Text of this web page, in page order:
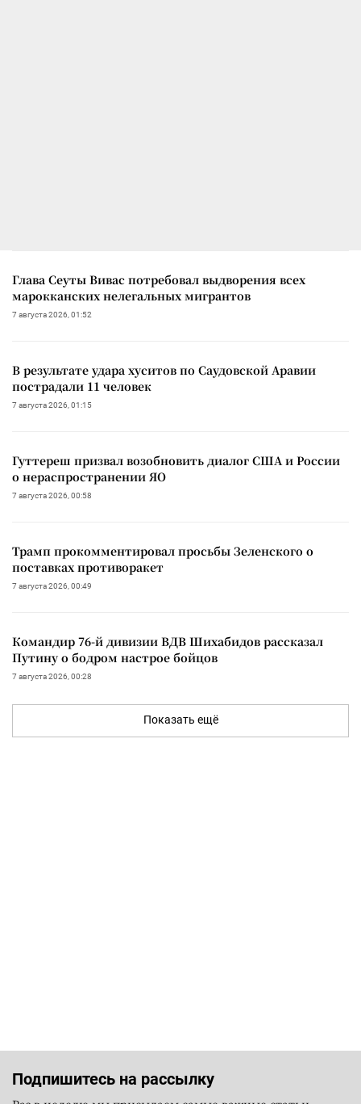
Глава Сеуты Вивас потребовал выдворения всех
марокканских нелегальных мигрантов
7 августа 2026, 01:52
В результате удара хуситов по Саудовской Аравии
пострадали 11 человек
7 августа 2026, 01:15
Гуттереш призвал возобновить диалог США и России
о нераспространении ЯО
7 августа 2026, 00:58
Трамп прокомментировал просьбы Зеленского о
поставках противоракет
7 августа 2026, 00:49
Командир 76-й дивизии ВДВ Шихабидов рассказал
Путину о бодром настрое бойцов
7 августа 2026, 00:28
Показать ещё
Подпишитесь на рассылку